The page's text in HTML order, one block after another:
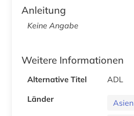
Anleitung
Keine Angabe
Weitere Informationen
Alternative Titel
ADL
Länder
Asien